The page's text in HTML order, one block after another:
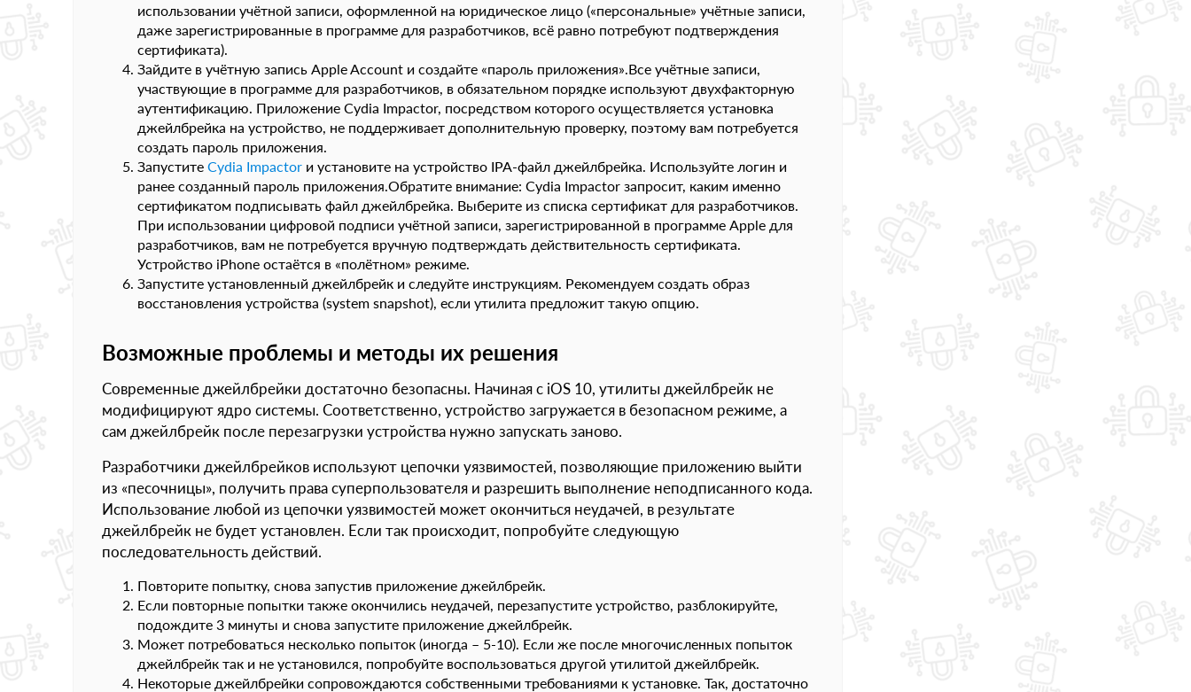
использовании учётной записи, оформленной на юридическое лицо («персональные» учётные записи,
даже зарегистрированные в программе для разработчиков, всё равно потребуют подтверждения
сертификата).
Зайдите в учётную запись Apple Account и создайте «пароль приложения».Все учётные записи,
участвующие в программе для разработчиков, в обязательном порядке используют двухфакторную
аутентификацию. Приложение Cydia Impactor, посредством которого осуществляется установка
джейлбрейка на устройство, не поддерживает дополнительную проверку, поэтому вам потребуется
создать пароль приложения.
Запустите Cydia Impactor и установите на устройство IPA-файл джейлбрейка. Используйте логин и
ранее созданный пароль приложения.Обратите внимание: Cydia Impactor запросит, каким именно
сертификатом подписывать файл джейлбрейка. Выберите из списка сертификат для разработчиков.
При использовании цифровой подписи учётной записи, зарегистрированной в программе Apple для
разработчиков, вам не потребуется вручную подтверждать действительность сертификата.
Устройство iPhone остаётся в «полётном» режиме.
Запустите установленный джейлбрейк и следуйте инструкциям. Рекомендуем создать образ
восстановления устройства (system snapshot), если утилита предложит такую опцию.
Возможные проблемы и методы их решения
Современные джейлбрейки достаточно безопасны. Начиная с iOS 10, утилиты джейлбрейк не
модифицируют ядро системы. Соответственно, устройство загружается в безопасном режиме, а
сам джейлбрейк после перезагрузки устройства нужно запускать заново.
Разработчики джейлбрейков используют цепочки уязвимостей, позволяющие приложению выйти
из «песочницы», получить права суперпользователя и разрешить выполнение неподписанного кода.
Использование любой из цепочки уязвимостей может окончиться неудачей, в результате
джейлбрейк не будет установлен. Если так происходит, попробуйте следующую
последовательность действий.
Повторите попытку, снова запустив приложение джейлбрейк.
Если повторные попытки также окончились неудачей, перезапустите устройство, разблокируйте,
подождите 3 минуты и снова запустите приложение джейлбрейк.
Может потребоваться несколько попыток (иногда – 5-10). Если же после многочисленных попыток
джейлбрейк так и не установился, попробуйте воспользоваться другой утилитой джейлбрейк.
Некоторые джейлбрейки сопровождаются собственными требованиями к установке. Так, достаточно